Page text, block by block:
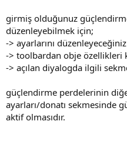
girmiş olduğunuz
düzenleyebilmek için;
-> ayarlarını
-> toolbardan obje özellikleri
-> açılan diyalogda ilgili
güçlendirme perdelerinin
ayarları/donatı sekmesinde
aktif olmasıdır.